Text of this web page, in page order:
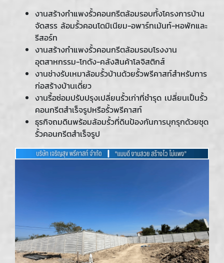
งานสร้างกำแพงรั้วคอนกรีตล้อมรอบทั้งโครงการบ้าน
จัดสรร ล้อมรั้วคอนโดมิเนียม-อพาร์ทเม้นท์-หอพักและ
รีสอร์ท
งานสร้างกำแพงรั้วคอนกรีตล้อมรอบโรงงาน
อุตสาหกรรม-โกดัง-คลังสินค้าโลจิสติกส์
งานช่างรับเหมาล้อมรั้วบ้านด้วยรั้วพรีคาสท์สำหรับการ
ก่อสร้างบ้านเดี่ยว
งานรื้อซ่อมปรับปรุงเปลี่ยนรั้วเก่าที่ชำรุด เปลี่ยนเป็นรั้ว
คอนกรีตสำเร็จรูปหรือรั้วพรีคาสท์
ธุรกิจถมดินพร้อมล้อมรั้วที่ดินป้องกันการบุกรุกด้วยชุด
รั้วคอนกรีตสำเร็จรูป